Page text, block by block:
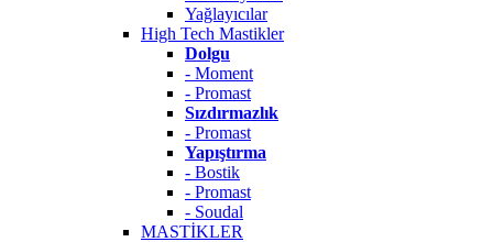
Yağlayıcılar
High Tech Mastikler
Dolgu
- Moment
- Promast
Sızdırmazlık
- Promast
Yapıştırma
- Bostik
- Promast
- Soudal
MASTİKLER